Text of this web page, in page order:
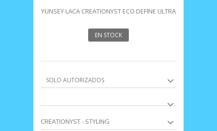
YUNSEY LACA CREATIONYST ECO DEFINE ULTRA
EN STOCK
SOLO AUTORIZADOS
CREATIONYST - STYLING